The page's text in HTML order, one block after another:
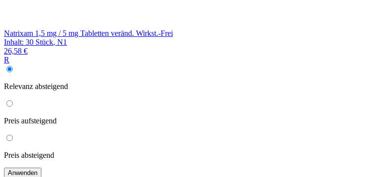
Natrixam 1,5 mg / 5 mg Tabletten veränd. Wirkst.-Frei
Inhalt: 30 Stück, N1
26,58 €
R
Relevanz absteigend
Preis aufsteigend
Preis absteigend
Anwenden